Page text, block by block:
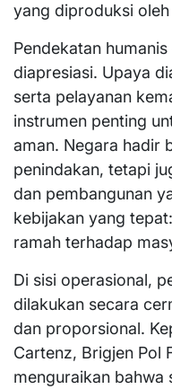
yang diproduksi oleh
Pendekatan
diapresiasi. Upaya
serta pelayanan
instrumen penting
aman. Negara hadir
penindakan, tetapi
dan pembangunan
kebijakan yang
ramah terhadap
Di sisi operasional,
dilakukan secara
dan proporsional.
Cartenz, Brigjen Pol
menguraikan bahwa